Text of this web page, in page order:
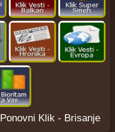
Ponovni Klik - Brisanje